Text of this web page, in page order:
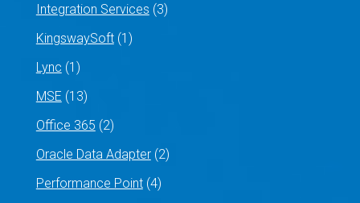
Integration Services (3)
KingswaySoft(1)
Lync (1)
MSE (13)
Office 365 (2)
Oracle Data Adapter(2)
Performance Point(4)